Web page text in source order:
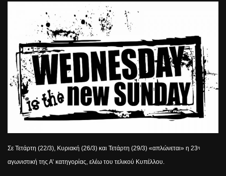
Σε Τετάρτη (22/3), Κυριακή (26/3) και Τετάρτη (29/3) «απλώνεται» η 23η
αγωνιστική της Α’ κατηγορίας, ελέω του τελικού Κυπέλλου.